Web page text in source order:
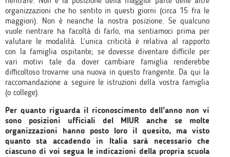
organizzazioni che ho sentito in questi giorni (circa 15 fra le
maggiori). Non è neanche la nostra posizione. Se qualcuno
vuole rientrare ha facoltà di farlo, ma sentiamoci prima per
valutare le modalità. L’unica criticità è relativa al rapporto
con la famiglia ospitante; se dovesse diventare difficile per
vari motivi tale da dover cambiare famiglia renderebbe
difficoltoso trovarne una nuova in questo frangente. Da qui la
raccomandazione a seguire le istruzioni della vostra famiglia
(o college).
Per quanto riguarda il riconoscimento dell’anno non vi
sono posizioni ufficiali del MIUR anche se molte
organizzazioni hanno posto loro il quesito, ma visto
quanto sta accadendo in Italia sarà necessario che
ciascuno di voi segua le indicazioni della propria scuola